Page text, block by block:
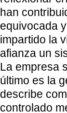
han
equivocada
impartido la
afianza un
La empresa
último es la
describe
controlado